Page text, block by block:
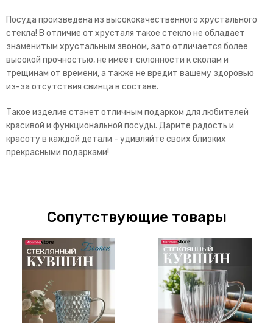
Посуда произведена из высококачественного хрустального
стекла! В отличие от хрусталя такое стекло не обладает
знаменитым хрустальным звоном, зато отличается более
высокой прочностью, не имеет склонности к сколам и
трещинам от времени, а также не вредит вашему здоровью
из-за отсутствия свинца в составе.
Такое изделие станет отличным подарком для любителей
красивой и функциональной посуды. Дарите радость и
красоту в каждой детали - удивляйте своих близких
прекрасными подарками!
Сопутствующие товары